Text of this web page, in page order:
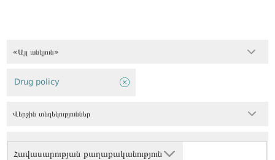
«Այլ անկյուն»
Հավասարության քաղաքականություն
Drug policy
Վերջին տեղեկություններ